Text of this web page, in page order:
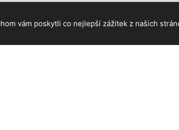
vám poskytli co nejlepší zážitek z našich